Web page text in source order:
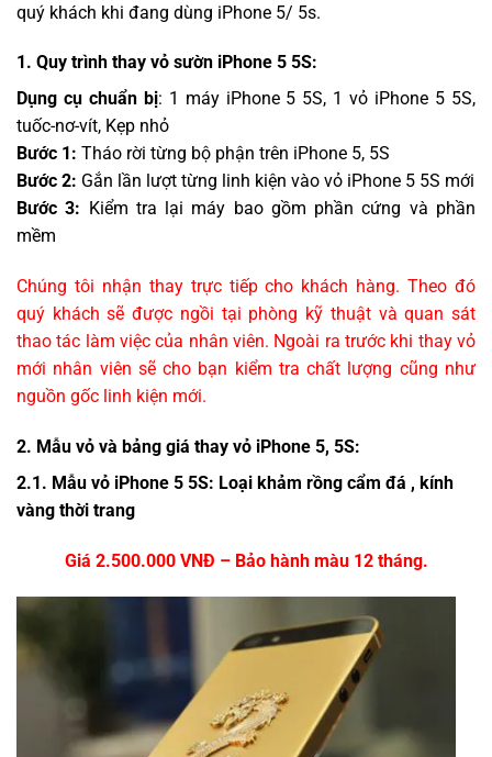
quý khách khi đang dùng iPhone 5/ 5s.
1. Quy trình thay vỏ sườn iPhone 5 5S:
Dụng cụ chuẩn bị: 1 máy iPhone 5 5S, 1 vỏ iPhone 5 5S,
tuốc-nơ-vít, Kẹp nhỏ
Bước 1: Tháo rời từng bộ phận trên iPhone 5, 5S
Bước 2: Gắn lần lượt từng linh kiện vào vỏ iPhone 5 5S mới
Bước 3: Kiểm tra lại máy bao gồm phần cứng và phần
mềm
Chúng tôi nhận thay trực tiếp cho khách hàng. Theo đó
quý khách sẽ được ngồi tại phòng kỹ thuật và quan sát
thao tác làm việc của nhân viên. Ngoài ra trước khi thay vỏ
mới nhân viên sẽ cho bạn kiểm tra chất lượng cũng như
nguồn gốc linh kiện mới.
2. Mẫu vỏ và bảng giá thay vỏ iPhone 5, 5S:
2.1. Mẫu vỏ iPhone 5 5S: Loại khảm rồng cẩm đá , kính
vàng thời trang
Giá 2.500.000 VNĐ – Bảo hành màu 12 tháng.